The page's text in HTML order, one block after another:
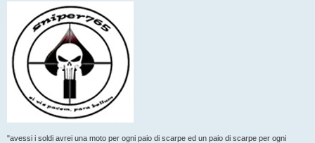
"avessi i soldi avrei una moto per ogni paio di scarpe ed un paio di scarpe per ogni